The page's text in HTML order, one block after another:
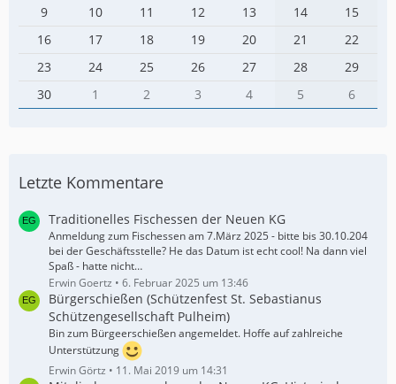
9
10 11 12 13 14
15
16
17 18 19 20 21
22
23
24 25 26 27 28
29
30
1 2 3 4 5 6
Letzte Kommentare
Traditionelles Fischessen der Neuen KG
Anmeldung zum Fischessen am 7.März 2025 - bitte bis 30.10.204
bei der Geschäftsstelle? He das Datum ist echt cool! Na dann viel
Spaß - hatte nicht…
Erwin Goertz
6. Februar 2025 um 13:46
Bürgerschießen (Schützenfest St. Sebastianus
Schützengesellschaft Pulheim)
Bin zum Bürgeerschießen angemeldet. Hoffe auf zahlreiche
Unterstützung
Erwin Görtz
11. Mai 2019 um 14:31